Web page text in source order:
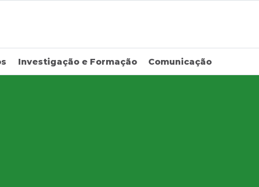
Investigação e Formação Comunicação